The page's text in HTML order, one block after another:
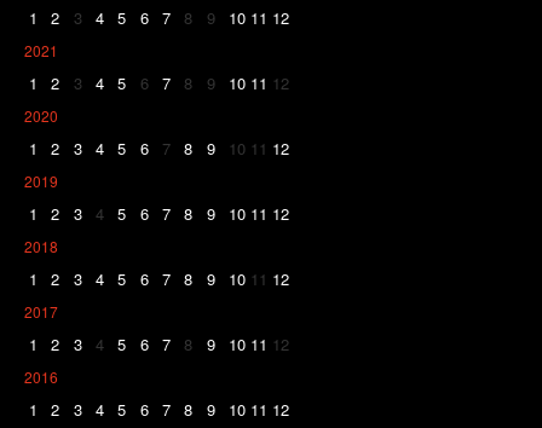
1 2 3 4 5 6 7 8 9 10 11 12
2021
1 2 3 4 5 6 7 8 9 10 11 12
2020
1 2 3 4 5 6 7 8 9 10 11 12
2019
1 2 3 4 5 6 7 8 9 10 11 12
2018
1 2 3 4 5 6 7 8 9 10 11 12
2017
1 2 3 4 5 6 7 8 9 10 11 12
2016
1 2 3 4 5 6 7 8 9 10 11 12